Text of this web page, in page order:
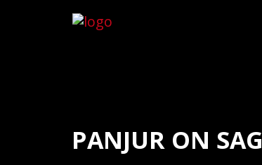
PANJUR ON SAG